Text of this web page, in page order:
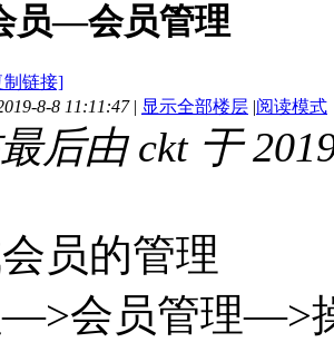
员—会员管理
制链接]
8-8 11:11:47 | 显示全部楼层 |阅读模式
后由 ckt 于
员的管理
会员管理—>